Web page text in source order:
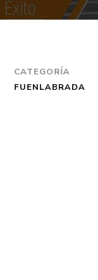
CATEGORÍA
FUENLABRADA